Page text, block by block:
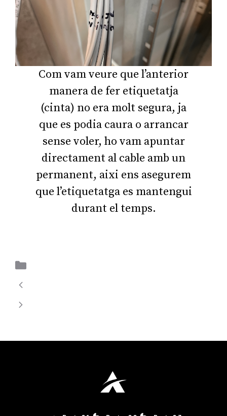
Com vam veure que l’anterior
manera de fer etiquetatja
(cinta) no era molt segura, ja
que es podia caura o arrancar
sense voler, ho vam apuntar
directament al cable amb un
permanent, aixi ens asegurem
que l’etiquetatga es mantengui
durant el temps.